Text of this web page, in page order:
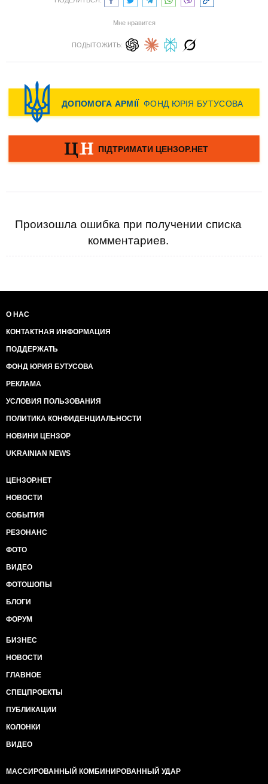
Мне нравится
ПОДЫТОЖИТЬ:
Произошла ошибка при получении списка
комментариев.
О НАС
КОНТАКТНАЯ ИНФОРМАЦИЯ
ПОДДЕРЖАТЬ
ФОНД ЮРИЯ БУТУСОВА
РЕКЛАМА
УСЛОВИЯ ПОЛЬЗОВАНИЯ
ПОЛИТИКА КОНФИДЕНЦИАЛЬНОСТИ
НОВИНИ ЦЕНЗОР
UKRAINIAN NEWS
ЦЕНЗОР.НЕТ
НОВОСТИ
СОБЫТИЯ
РЕЗОНАНС
ФОТО
ВИДЕО
ФОТОШОПЫ
БЛОГИ
ФОРУМ
БИЗНЕС
НОВОСТИ
ГЛАВНОЕ
СПЕЦПРОЕКТЫ
ПУБЛИКАЦИИ
КОЛОНКИ
ВИДЕО
МАССИРОВАННЫЙ КОМБИНИРОВАННЫЙ УДАР